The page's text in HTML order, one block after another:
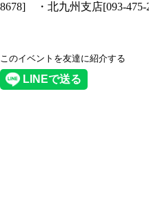
8678] ・北九州支店[093-475-
このイベントを友達に紹介する